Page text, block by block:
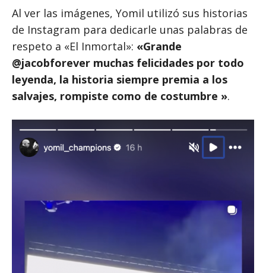
Al ver las imágenes, Yomil utilizó sus historias
de Instagram para dedicarle unas palabras de
respeto a «El Inmortal»: «Grande
@jacobforever muchas felicidades por todo
leyenda, la historia siempre premia a los
salvajes, rompiste como de costumbre ».